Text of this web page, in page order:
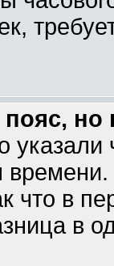
указали
что в
в